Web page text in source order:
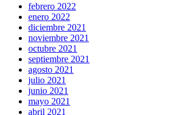
febrero 2022
enero 2022
diciembre 2021
noviembre 2021
octubre 2021
septiembre 2021
agosto 2021
julio 2021
junio 2021
mayo 2021
abril 2021